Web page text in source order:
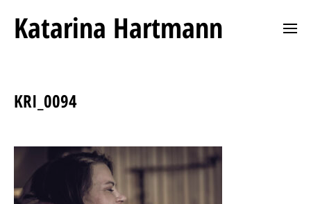
Katarina Hartmann
KRI_0094